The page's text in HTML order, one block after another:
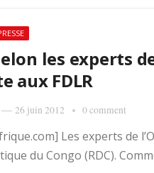
les experts
aux FDLR
— 26 juin 2012 0 comment
Les experts de
du Congo (RDC).